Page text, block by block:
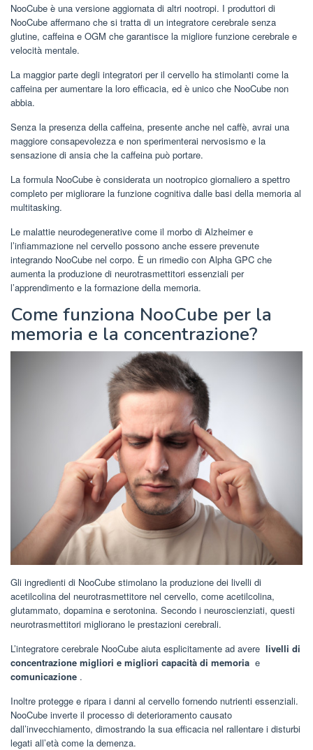
NooCube è una versione aggiornata di altri nootropi. I produttori di
NooCube affermano che si tratta di un integratore cerebrale senza
glutine, caffeina e OGM che garantisce la migliore funzione cerebrale e
velocità mentale.
La maggior parte degli integratori per il cervello ha stimolanti come la
caffeina per aumentare la loro efficacia, ed è unico che NooCube non
abbia.
Senza la presenza della caffeina, presente anche nel caffè, avrai una
maggiore consapevolezza e non sperimenterai nervosismo e la
sensazione di ansia che la caffeina può portare.
La formula NooCube è considerata un nootropico giornaliero a spettro
completo per migliorare la funzione cognitiva dalle basi della memoria al
multitasking.
Le malattie neurodegenerative come il morbo di Alzheimer e
l’infiammazione nel cervello possono anche essere prevenute
integrando NooCube nel corpo. È un rimedio con Alpha GPC che
aumenta la produzione di neurotrasmettitori essenziali per
l’apprendimento e la formazione della memoria.
Come funziona NooCube per la
memoria e la concentrazione?
Gli ingredienti di NooCube stimolano la produzione dei livelli di
acetilcolina del neurotrasmettitore nel cervello, come acetilcolina,
glutammato, dopamina e serotonina. Secondo i neuroscienziati, questi
neurotrasmettitori migliorano le prestazioni cerebrali.
L’integratore cerebrale NooCube aiuta esplicitamente ad avere livelli di
concentrazione migliori e migliori capacità di memoria e
comunicazione .
Inoltre protegge e ripara i danni al cervello fornendo nutrienti essenziali.
NooCube inverte il processo di deterioramento causato
dall’invecchiamento, dimostrando la sua efficacia nel rallentare i disturbi
legati all’età come la demenza.